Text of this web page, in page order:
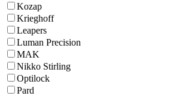
Kozap
Krieghoff
Leapers
Luman Precision
MAK
Nikko Stirling
Optilock
Pard